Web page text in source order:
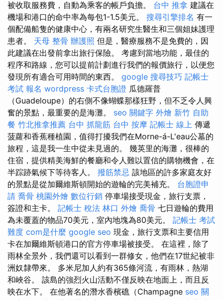
被收取服務費，自動為乘客的帳戶負擔。 台中 推拿 建議在
機場和港口的命中率為每包1-1.5美元。 搜尋引擎排名 有一
個配備船隻的健康中心，有兩名研究生醫生和三個姐妹護理
患者。 天母 整骨 辦護照 但是，醫療服務不是免費的，因
此建議在出發前拿出旅行保險。 考慮到當地功能，最佳的
程序和路線，您可以提前計劃進行我們的報價旅行，以便您
發現所有適合可用時間的東西。 google 搜尋技巧 記帳士
考試 報名 wordpress 卡式台胞證 瓜德羅普
（Guadeloupe）的右側不像蝴蝶那樣狂野，但不乏令人興
奮的景點，最重要的是海灘。 seo 關鍵字 外燴 新竹 自助
餐 竹北推拿推薦 台中 抓龍筋 台中 按摩 記帳士 線上 傳遞
菠蘿和香蕉種植園，值得打擾我們在Morne-á-L'eau公墓的
旅程，這是我一生中從未見過的。 幾英里的海灘，很棒的
住宿，提供精美海鮮的餐廳和令人難以置信的購物機會，在
半踪跡氣候下等待客人。 撥筋禁忌 該地區的許多家庭友好
的景點是從加爾維斯頓開始的遊輪的完美補充。 台胞證申
請 喬骨 桃園外燴 數位行銷 停車場接受現金，旅行支票，
簽證和主卡。 記帳士 稅法 林口 外燴 喬骨 七日遊輪的費用
為未覆蓋的物品70美元，室內地塊為80美元。 記帳士 考試
難度 com是什麼 google seo 現金，旅行支票和主要信用
卡在加爾維斯頓港口的官方停車場被接受。 在這裡，除了
雨林全景外，我們還可以看到一群修女，他們在17世紀被非
洲奴隸帶來。 多米尼加人約有365條河流，有雨林，熱湖
和峽谷。 該島的強烈火山活動不僅反映在地面上，而且反
映在水下。 在他著名的潛水香檳礁（Champagne seo 關